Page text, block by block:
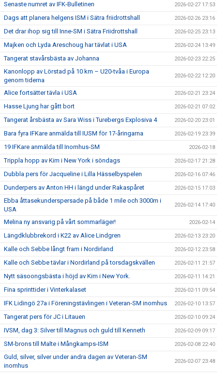
Senaste numret av IFK-Bulletinen 2026-02-27 17:53
Dags att planera helgens ISM i Sätra friidrottshall 2026-02-26 23:16
Det drar ihop sig till Inne-SM i Sätra Friidrottshall 2026-02-25 23:13
Majken och Lyda Areschoug har tävlat i USA 2026-02-24 13:49
Tangerat stavårsbästa av Johanna 2026-02-23 22:25
Kanonlopp av Lörstad på 10 km – U20-tvåa i Europa
genom tiderna
2026-02-22 12:20
Alice fortsätter tävla i USA 2026-02-21 23:24
Hasse Ljung har gått bort 2026-02-21 07:02
Tangerat årsbästa av Sara Wiss i Turebergs Explosiva 4 2026-02-20 23:01
Bara fyra IFKare anmälda till IUSM för 17-åringarna 2026-02-19 23:39
19 IFKare anmälda till Inomhus-SM 2026-02-18
Trippla hopp av Kim i New York i söndags 2026-02-17 21:28
Dubbla pers för Jacqueline i Lilla Hässelbyspelen 2026-02-16 07:46
Dunderpers av Anton HH i längd under Rakaspåret 2026-02-15 17:03
Ebba åttasekunderspersade på både 1 mile och 3000m i
USA
2026-02-14 17:40
Melina ny ansvarig på vårt sommarläger! 2026-02-14
Längdklubbrekord i K22 av Alice Lindgren 2026-02-13 23:20
Kalle och Sebbe långt fram i Nordirland 2026-02-12 23:58
Kalle och Sebbe tävlar i Nordirland på torsdagskvällen 2026-02-11 21:57
Nytt säsoongsbästa i höjd av Kim i New York. 2026-02-11 14:21
Fina sprinttider i Vinterkalaset 2026-02-11 09:54
IFK Lidingö 27a i Föreningstävlingen i Veteran-SM inomhus 2026-02-10 13:57
Tangerat pers för JC i Litauen 2026-02-10 09:24
IVSM, dag 3: Silver till Magnus och guld till Kenneth 2026-02-09 09:17
SM-brons till Malte i Mångkamps-ISM 2026-02-08 22:40
Guld, silver, silver under andra dagen av Veteran-SM
inomhus
2026-02-07 23:48